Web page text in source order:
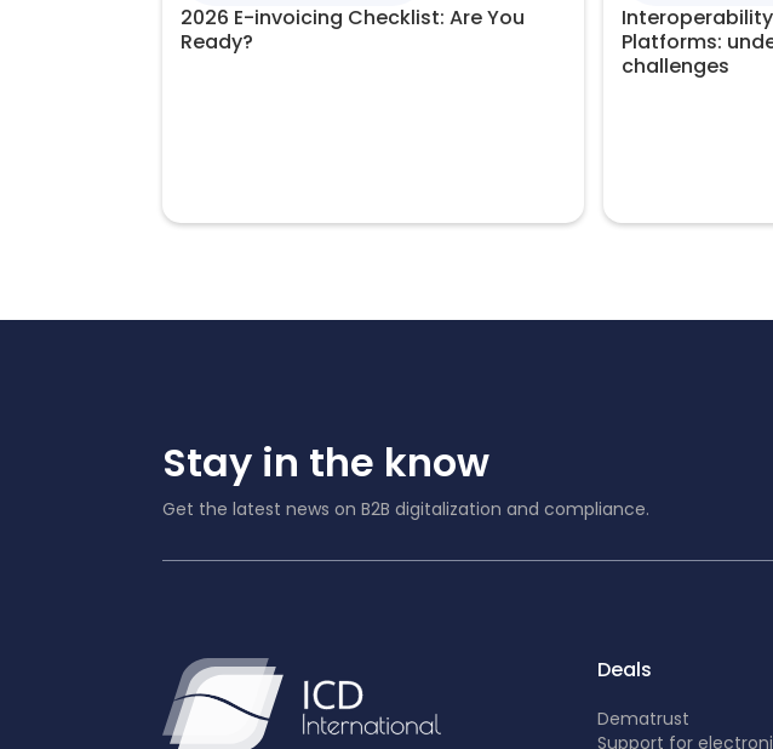
2026 E-invoicing Checklist: Are You
Ready?
Platforms:
challenges
Stay in the know
Get the latest news on B2B digitalization and compliance.
Deals
Dematrust
Support for